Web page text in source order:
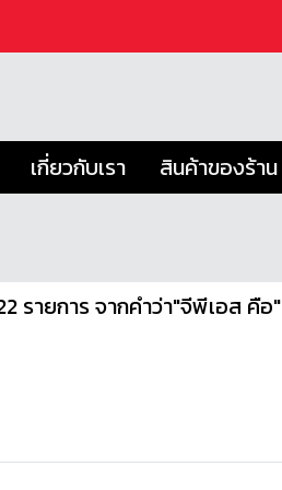
เกี่ยวกับเรา สินค้าของร้าน
รายการ จากคำว่า"จีพีเอส คือ"